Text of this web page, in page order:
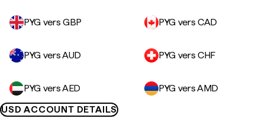
PYG vers GBP PYG vers CAD
PYG vers AUD PYG vers CHF
PYG vers AED
PYG vers AMD
USD ACCOUNT DETAILS